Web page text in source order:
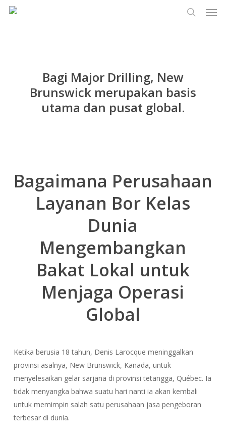
Lewati
Bagi Major Drilling, New
Brunswick merupakan basis
utama dan pusat global.
Bagaimana Perusahaan
Layanan Bor Kelas
Dunia
Mengembangkan
Bakat Lokal untuk
Menjaga Operasi
Global
Ketika berusia 18 tahun, Denis Larocque meninggalkan
provinsi asalnya, New Brunswick, Kanada, untuk
menyelesaikan gelar sarjana di provinsi tetangga, Québec. Ia
tidak menyangka bahwa suatu hari nanti ia akan kembali
untuk memimpin salah satu perusahaan jasa pengeboran
terbesar di dunia.